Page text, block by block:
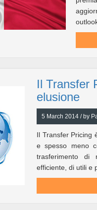
Il Transfer
elusione
5 March 2014 / by
Il Transfer Pricing
e spesso meno
trasferimento di
efficiente, di utili e